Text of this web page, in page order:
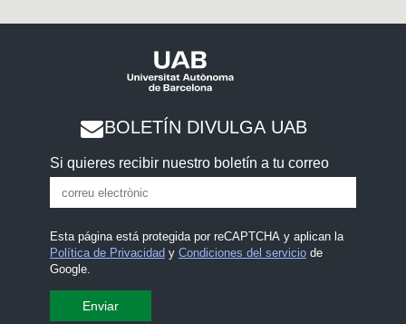
BOLETÍN DIVULGA UAB
Si quieres recibir nuestro boletín a tu correo
Esta página está protegida por reCAPTCHA y aplican la
Política de Privacidad y Condiciones del serviciode
Google.